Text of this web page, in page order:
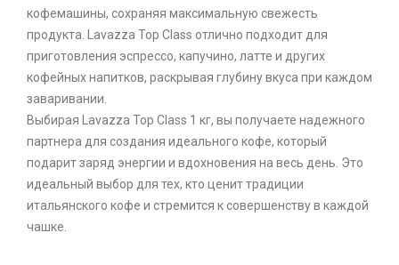
кофемашины, сохраняя максимальную свежесть
продукта. Lavazza Top Class отлично подходит для
приготовления эспрессо, капучино, латте и других
кофейных напитков, раскрывая глубину вкуса при каждом
заваривании.
Выбирая Lavazza Top Class 1 кг, вы получаете надежного
партнера для создания идеального кофе, который
подарит заряд энергии и вдохновения на весь день. Это
идеальный выбор для тех, кто ценит традиции
итальянского кофе и стремится к совершенству в каждой
чашке.